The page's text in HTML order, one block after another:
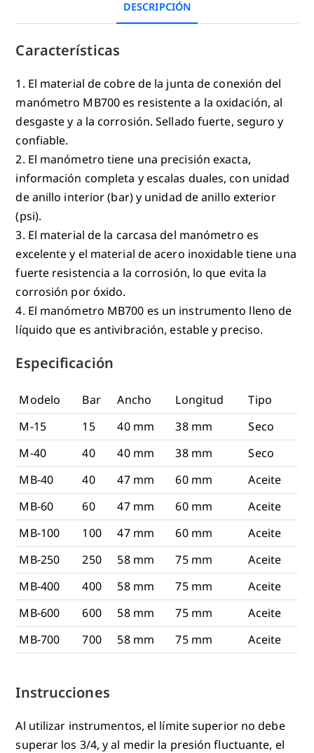
DESCRIPCIÓN
Características
1. El material de cobre de la junta de conexión del
manómetro MB700 es resistente a la oxidación, al
desgaste y a la corrosión. Sellado fuerte, seguro y
confiable.
2. El manómetro tiene una precisión exacta,
información completa y escalas duales, con unidad
de anillo interior (bar) y unidad de anillo exterior
(psi).
3. El material de la carcasa del manómetro es
excelente y el material de acero inoxidable tiene una
fuerte resistencia a la corrosión, lo que evita la
corrosión por óxido.
4. El manómetro MB700 es un instrumento lleno de
líquido que es antivibración, estable y preciso.
Especificación
Modelo Bar Ancho Longitud
Tipo
M-15
15 40 mm 38 mm
Seco
M-40
40 40 mm 38 mm
Seco
MB-40
40 47 mm 60 mm
Aceite
MB-60
60 47 mm 60 mm
Aceite
MB-100
100 47 mm 60 mm
Aceite
MB-250
250 58 mm 75 mm
Aceite
MB-400
400 58 mm 75 mm
Aceite
MB-600
600 58 mm 75 mm
Aceite
MB-700
700 58 mm 75 mm Aceite
Instrucciones
Al utilizar instrumentos, el límite superior no debe
superar los 3/4, y al medir la presión fluctuante, el